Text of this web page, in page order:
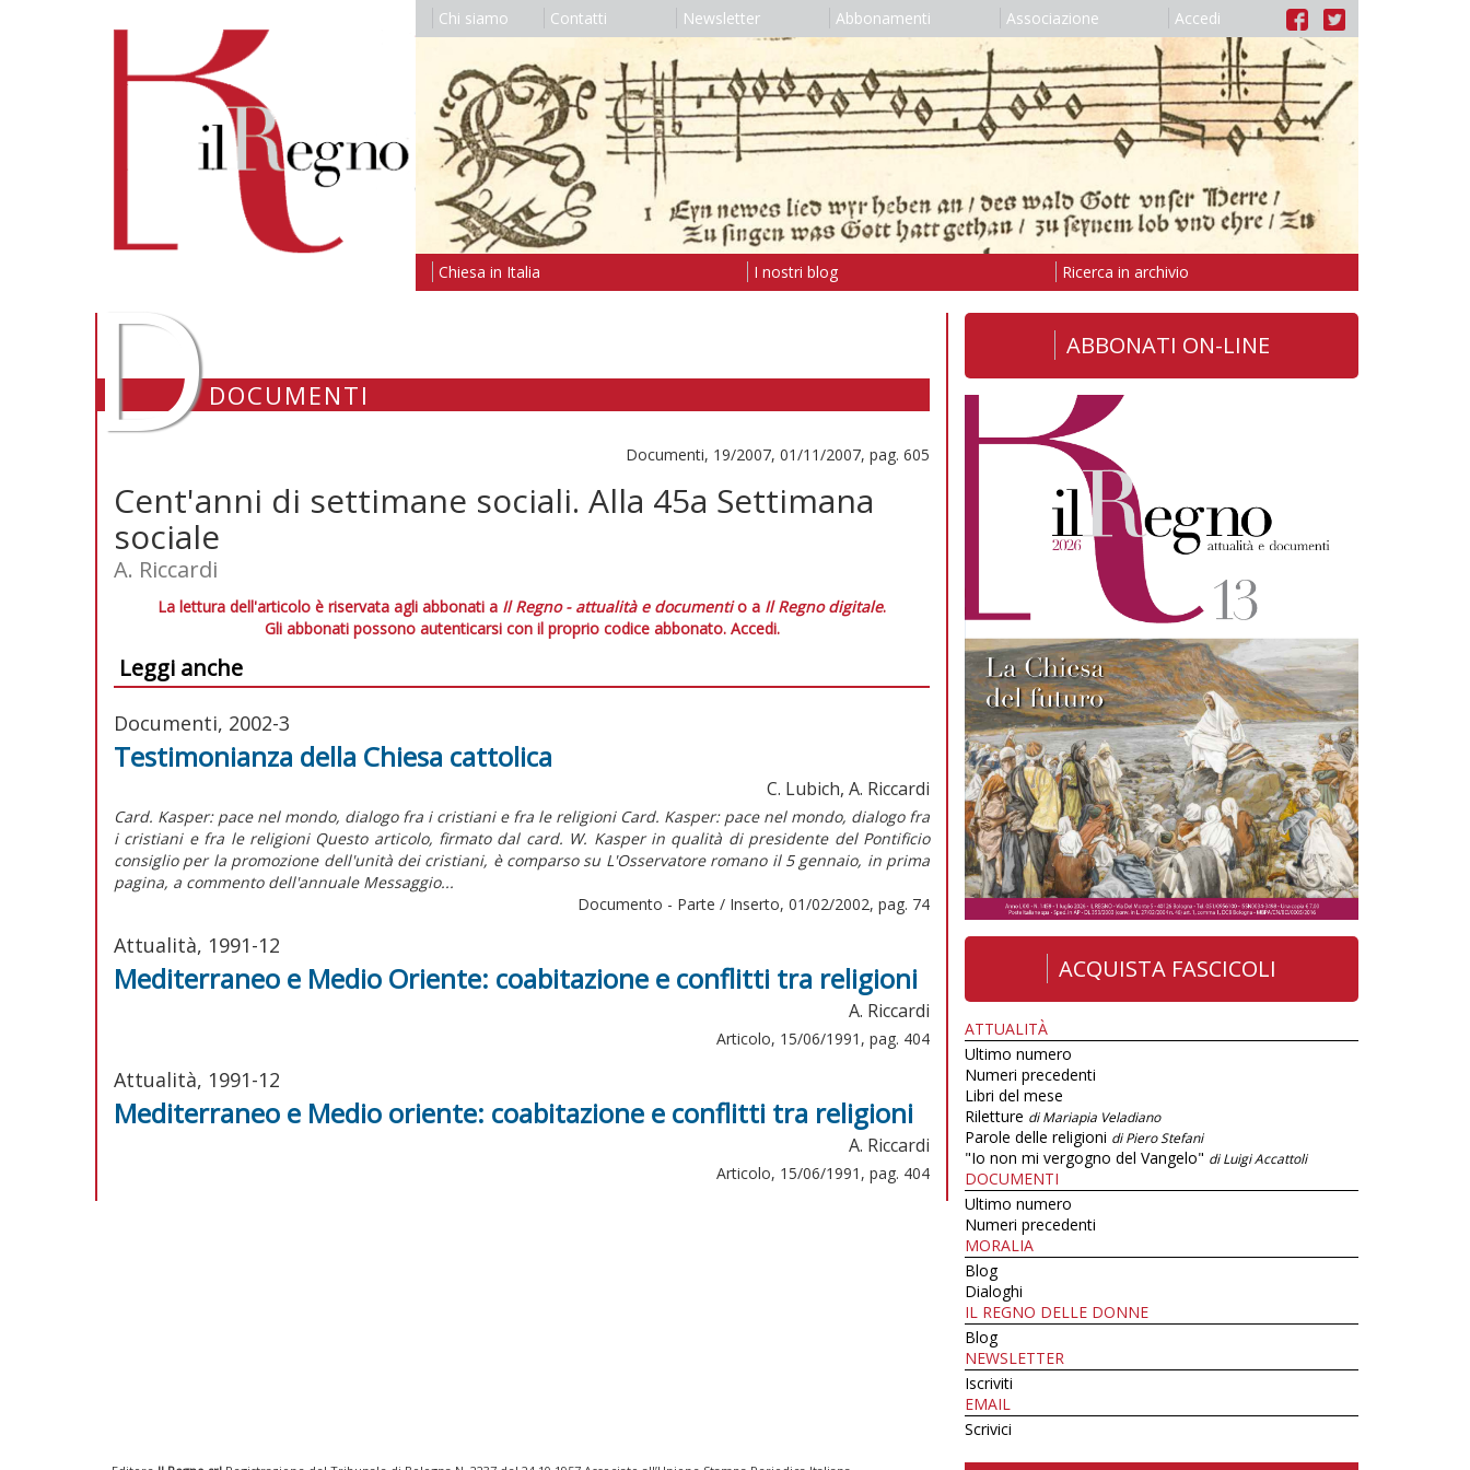
Chi siamo Contatti Newsletter Abbonamenti Associazione Accedi
Chiesa in Italia I nostri blog Ricerca in archivio
DDOCUMENTI
Documenti, 19/2007, 01/11/2007, pag. 605
Cent'anni di settimane sociali. Alla 45a Settimana
sociale
A. Riccardi
La lettura dell'articolo è riservata agli abbonati a Il Regno - attualità e documentio a Il Regno digitale.
Gli abbonati possono autenticarsi con il proprio codice abbonato. Accedi.
Leggi anche
Documenti, 2002-3
Testimonianza della Chiesa cattolica
C. Lubich, A. Riccardi
Card. Kasper: pace nel mondo, dialogo fra i cristiani e fra le religioni Card. Kasper: pace nel mondo, dialogo fra
i cristiani e fra le religioni Questo articolo, firmato dal card. W. Kasper in qualità di presidente del Pontificio
consiglio per la promozione dell'unità dei cristiani, è comparso su L'Osservatore romano il 5 gennaio, in prima
pagina, a commento dell'annuale Messaggio...
Documento - Parte / Inserto, 01/02/2002, pag. 74
Attualità, 1991-12
Mediterraneo e Medio Oriente: coabitazione e conflitti tra religioni
A. Riccardi
Articolo, 15/06/1991, pag. 404
Attualità, 1991-12
Mediterraneo e Medio oriente: coabitazione e conflitti tra religioni
A. Riccardi
Articolo, 15/06/1991, pag. 404
ABBONATI ON-LINE
ACQUISTA FASCICOLI
ATTUALITÀ
Ultimo numero
Numeri precedenti
Libri del mese
Riletture di Mariapia Veladiano
Parole delle religioni di Piero Stefani
"Io non mi vergogno del Vangelo" di Luigi Accattoli
DOCUMENTI
Ultimo numero
Numeri precedenti
MORALIA
Blog
Dialoghi
IL REGNO DELLE DONNE
Blog
NEWSLETTER
Iscriviti
EMAIL
Scrivici